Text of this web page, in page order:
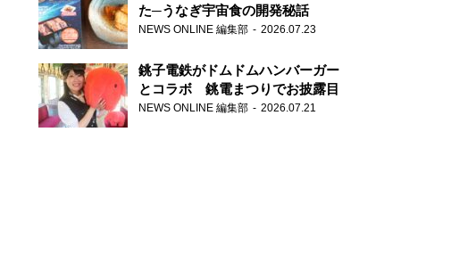
た─うなぎ宇宙食の開発秘話
NEWS ONLINE 編集部 2026.07.23
銚子電鉄がドムドムハンバーガー
とコラボ 銚電まつりでお披露目
NEWS ONLINE 編集部 2026.07.21